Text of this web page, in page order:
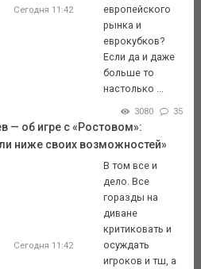
Сегодня 11:42
европейского
рынка и
еврокубков?
Если да и даже
больше то
настолько ...
3080 35
— об игре с «Ростовом»:
ниже своих возможностей»
Сегодня 11:42
В том все и
дело. Все
горазды на
диване
критиковать и
осуждать
игроков и тш, а